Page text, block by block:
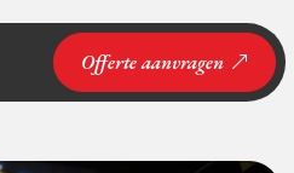
Offerte aanvragen